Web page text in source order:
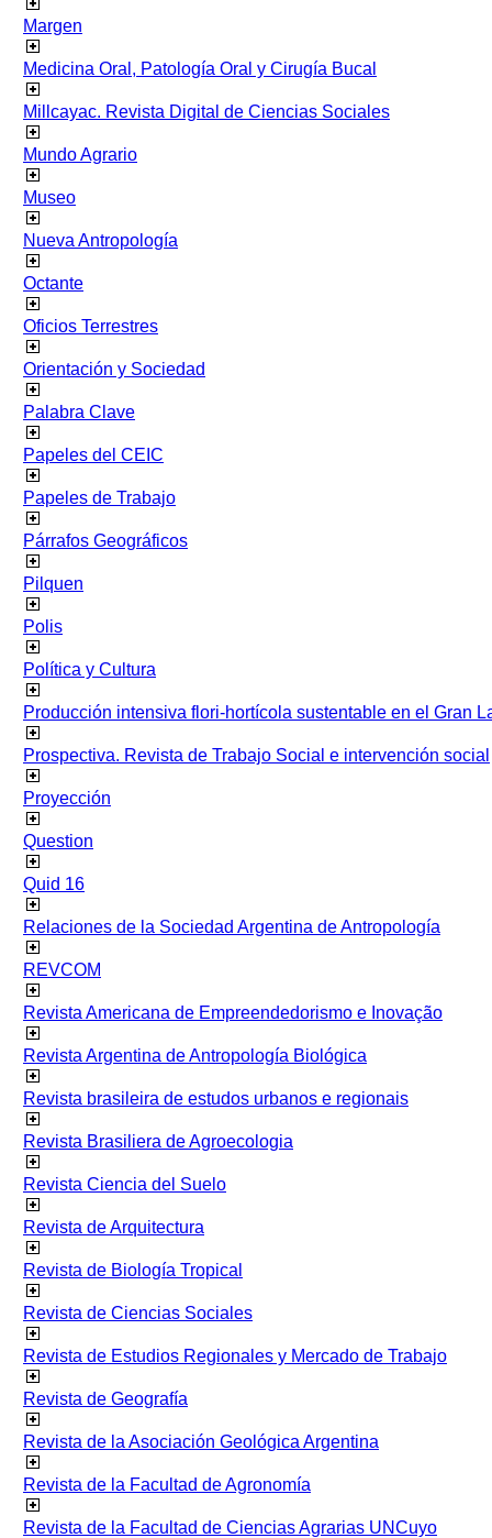
Margen
Medicina Oral, Patología Oral y Cirugía Bucal
Millcayac. Revista Digital de Ciencias Sociales
Mundo Agrario
Museo
Nueva Antropología
Octante
Oficios Terrestres
Orientación y Sociedad
Palabra Clave
Papeles del CEIC
Papeles de Trabajo
Párrafos Geográficos
Pilquen
Polis
Política y Cultura
Producción intensiva flori-hortícola sustentable en el Gran
Prospectiva. Revista de Trabajo Social e intervención social
Proyección
Question
Quid 16
Relaciones de la Sociedad Argentina de Antropología
REVCOM
Revista Americana de Empreendedorismo e Inovação
Revista Argentina de Antropología Biológica
Revista brasileira de estudos urbanos e regionais
Revista Brasiliera de Agroecologia
Revista Ciencia del Suelo
Revista de Arquitectura
Revista de Biología Tropical
Revista de Ciencias Sociales
Revista de Estudios Regionales y Mercado de Trabajo
Revista de Geografía
Revista de la Asociación Geológica Argentina
Revista de la Facultad de Agronomía
Revista de la Facultad de Ciencias Agrarias UNCuyo